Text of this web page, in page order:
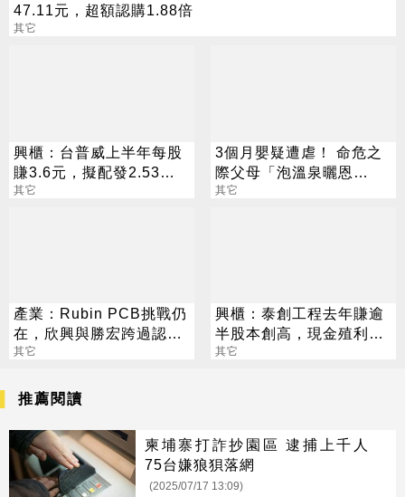
47.11元，超額認購1.88倍
其它
興櫃：台普威上半年每股
賺3.6元，擬配發2.53元
股息及買回庫藏股60萬股
其它
3個月嬰疑遭虐！ 命危之
際父母「泡溫泉曬恩
愛」：覺得美好
其它
產業：Rubin PCB挑戰仍
在，欣興與勝宏跨過認證
且量產，臻鼎-KY與定穎
其它
興櫃：泰創工程去年賺逾
半股本創高，現金殖利率
逾5％，估今年業績再攀
其它
推薦閱讀
柬埔寨打詐抄園區 逮捕上千人
75台嫌狼狽落網
(2025/07/17 13:09)